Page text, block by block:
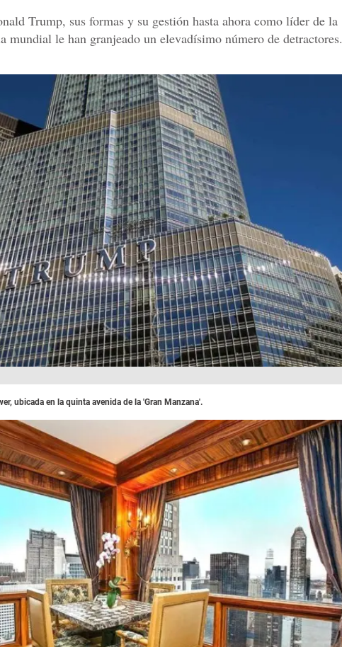
Trump, sus formas y su gestión hasta ahora como líder de la
mundial le han granjeado un elevadísimo número de detractores.
ubicada en la quinta avenida de la 'Gran Manzana'.